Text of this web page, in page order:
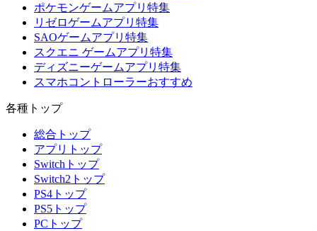
ポケモンゲームアプリ特集
リゼロゲームアプリ特集
SAOゲームアプリ特集
スクエニ ゲームアプリ特集
ディズニーゲームアプリ特集
スマホコントローラーおすすめ
各種トップ
総合トップ
アプリトップ
Switchトップ
Switch2トップ
PS4トップ
PS5トップ
PCトップ